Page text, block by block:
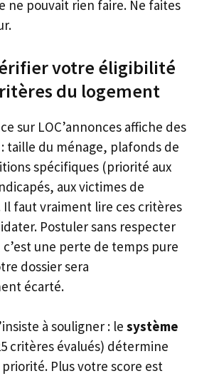
ne pouvait rien faire. Ne faites
votre éligibilité
du logement
sur LOC’annonces affiche des
taille du ménage, plafonds de
spécifiques (priorité aux
aux victimes de
faut vraiment lire ces critères
Postuler sans respecter
une perte de temps pure
dossier sera
écarté.
à souligner : le système
critères évalués) détermine
Plus votre score est